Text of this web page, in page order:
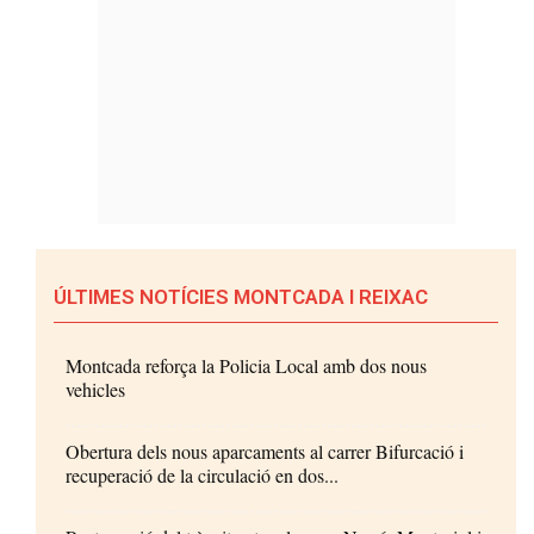
ÚLTIMES NOTÍCIES MONTCADA I REIXAC
Montcada reforça la Policia Local amb dos nous
vehicles
Obertura dels nous aparcaments al carrer Bifurcació i
recuperació de la circulació en dos...